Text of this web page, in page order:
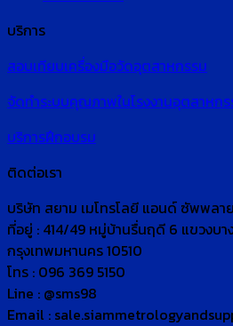
บริการ
สอบเทียบเครื่องมือวัดอุตสาหกรรม
จัดทำระบบคุณภาพในโรงงานอุตสาหก
บริการฝึกอบรม
ติดต่อเรา
บริษัท สยาม เมโทรโลยี แอนด์ ซัพพลา
ที่อยู่ : 414/49 หมู่บ้านรื่นฤดี 6 แขวงบา
กรุงเทพมหานคร 10510
โทร : 096 369 5150
Line : @sms98
Email :